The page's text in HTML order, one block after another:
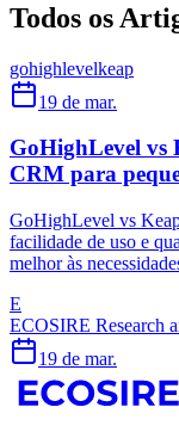
Todos os
gohighlevelkeap
19 de mar.
GoHighLevel vs
CRM para
GoHighLevel vs
facilidade de uso e
melhor às
E
ECOSIRE Research
19 de mar.